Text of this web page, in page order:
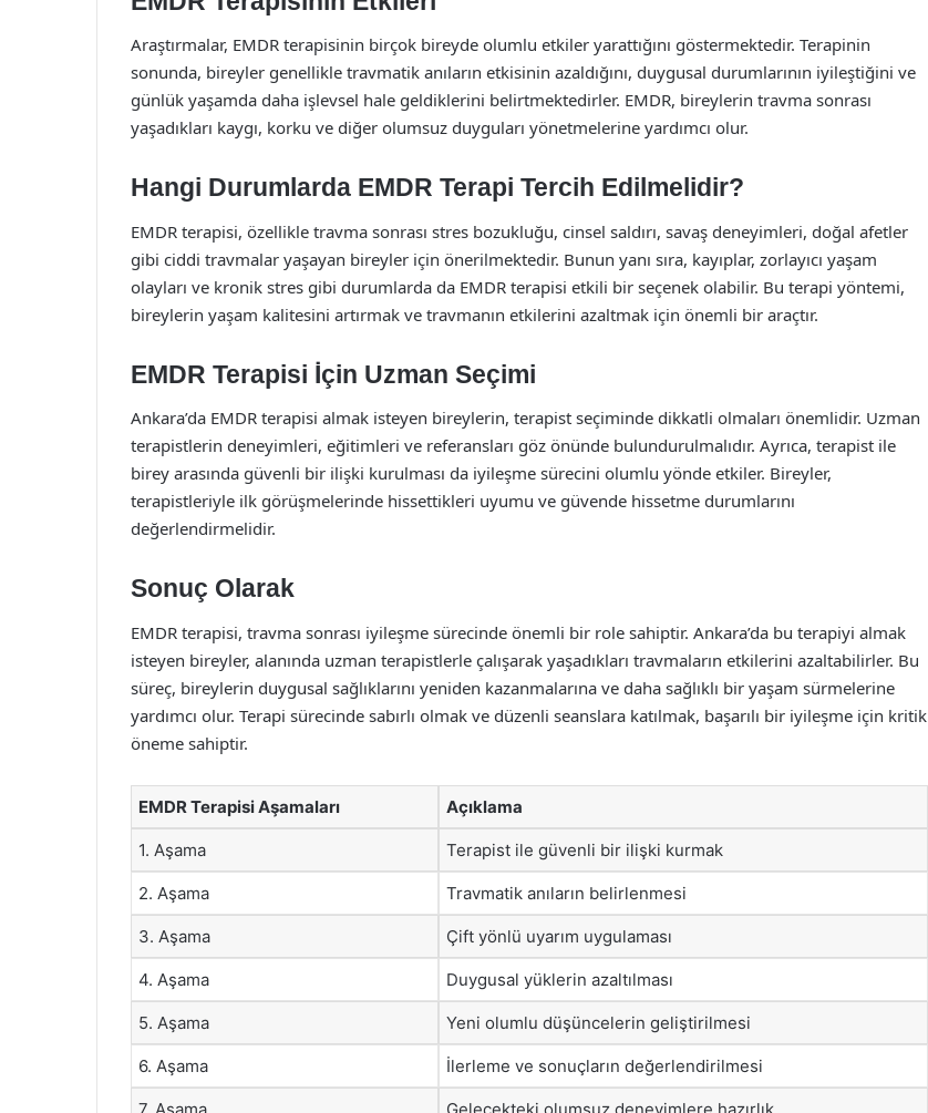
Araştırmalar, EMDR terapisinin birçok bireyde olumlu etkiler yarattığını göstermektedir. Terapinin
sonunda, bireyler genellikle travmatik anıların etkisinin azaldığını, duygusal durumlarının iyileştiğini ve
günlük yaşamda daha işlevsel hale geldiklerini belirtmektedirler. EMDR, bireylerin travma sonrası
yaşadıkları kaygı, korku ve diğer olumsuz duyguları yönetmelerine yardımcı olur.
Hangi Durumlarda EMDR Terapi Tercih Edilmelidir?
EMDR terapisi, özellikle travma sonrası stres bozukluğu, cinsel saldırı, savaş deneyimleri, doğal afetler
gibi ciddi travmalar yaşayan bireyler için önerilmektedir. Bunun yanı sıra, kayıplar, zorlayıcı yaşam
olayları ve kronik stres gibi durumlarda da EMDR terapisi etkili bir seçenek olabilir. Bu terapi yöntemi,
bireylerin yaşam kalitesini artırmak ve travmanın etkilerini azaltmak için önemli bir araçtır.
EMDR Terapisi İçin Uzman Seçimi
Ankara’da EMDR terapisi almak isteyen bireylerin, terapist seçiminde dikkatli olmaları önemlidir. Uzman
terapistlerin deneyimleri, eğitimleri ve referansları göz önünde bulundurulmalıdır. Ayrıca, terapist ile
birey arasında güvenli bir ilişki kurulması da iyileşme sürecini olumlu yönde etkiler. Bireyler,
terapistleriyle ilk görüşmelerinde hissettikleri uyumu ve güvende hissetme durumlarını
değerlendirmelidir.
Sonuç Olarak
EMDR terapisi, travma sonrası iyileşme sürecinde önemli bir role sahiptir. Ankara’da bu terapiyi almak
isteyen bireyler, alanında uzman terapistlerle çalışarak yaşadıkları travmaların etkilerini azaltabilirler. Bu
süreç, bireylerin duygusal sağlıklarını yeniden kazanmalarına ve daha sağlıklı bir yaşam sürmelerine
yardımcı olur. Terapi sürecinde sabırlı olmak ve düzenli seanslara katılmak, başarılı bir iyileşme için kritik
öneme sahiptir.
EMDR Terapisi Aşamaları Açıklama
1. Aşama Terapist ile güvenli bir ilişki kurmak
2. Aşama Travmatik anıların belirlenmesi
3. Aşama Çift yönlü uyarım uygulaması
4. Aşama Duygusal yüklerin azaltılması
5. Aşama Yeni olumlu düşüncelerin geliştirilmesi
6. Aşama İlerleme ve sonuçların değerlendirilmesi
7. Aşama Gelecekteki olumsuz deneyimlere hazırlık